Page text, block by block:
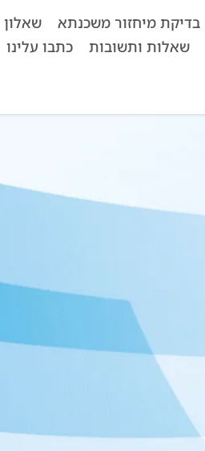
בדיקת מיחזור משכנתא
שאלון
שאלות ותשובות כתבו עלינו